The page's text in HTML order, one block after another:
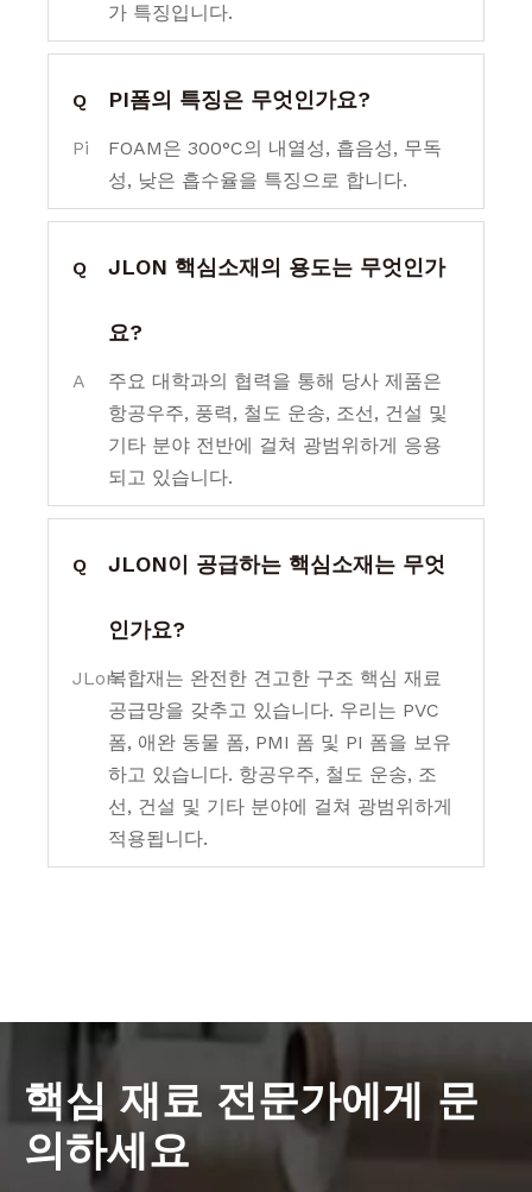
가 특징입니다.
Q PI폼의 특징은 무엇인가요?
Pi
FOAM은 300°C의 내열성, 흡음성, 무독
성, 낮은 흡수율을 특징으로 합니다.
Q JLON 핵심소재의 용도는 무엇인가
요?
A
주요 대학과의 협력을 통해 당사 제품은
항공우주, 풍력, 철도 운송, 조선, 건설 및
기타 분야 전반에 걸쳐 광범위하게 응용
되고 있습니다.
Q JLON이 공급하는 핵심소재는 무엇
인가요?
JLon복합재는 완전한 견고한 구조 핵심 재료
공급망을 갖추고 있습니다. 우리는 PVC
폼, 애완 동물 폼, PMI 폼 및 PI 폼을 보유
하고 있습니다. 항공우주, 철도 운송, 조
선, 건설 및 기타 분야에 걸쳐 광범위하게
적용됩니다.
핵심 재료 전문가에게 문
의하세요